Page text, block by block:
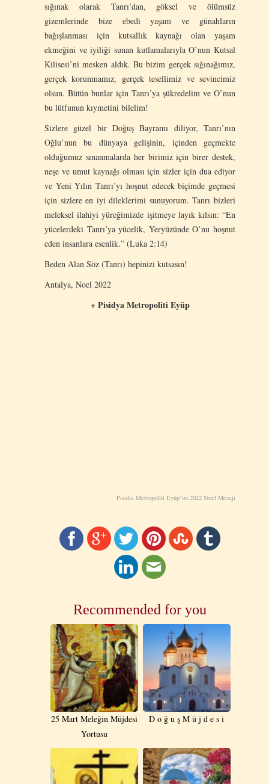
sığınak olarak Tanrı’dan, göksel ve ölümsüz
gizemlerinde bize ebedi yaşam ve günahların
bağışlanması için kutsallık kaynağı olan yaşam
ekmeğini ve iyiliği sunan kutlamalarıyla O’nun Kutsal
Kilisesi’ni mesken aldık. Bu bizim gerçek sığınağımız,
gerçek korunmamız, gerçek tesellimiz ve sevincimiz
olsun. Bütün bunlar için Tanrı’ya şükredelim ve O’nun
bu lütfunun kıymetini bilelim!
Sizlere güzel bir Doğuş Bayramı diliyor, Tanrı’nın
Oğlu’nun bu dünyaya gelişinin, içinden geçmekte
olduğumuz sınanmalarda her birimiz için birer destek,
neşe ve umut kaynağı olması için sizler için dua ediyor
ve Yeni Yılın Tanrı’yı hoşnut edecek biçimde geçmesi
için sizlere en iyi dileklerimi sunuyorum. Tanrı bizleri
meleksel ilahiyi yüreğimizde işitmeye layık kılsın: “En
yücelerdeki Tanrı’ya yücelik, Yeryüzünde O’nu hoşnut
eden insanlara esenlik.” (Luka 2:14)
Beden Alan Söz (Tanrı) hepinizi kutsasın!
Antalya, Noel 2022
+ Pisidya Metropoliti Eyüp
Pisidia Metropoliti Eyüp’ün 2022 Noel Mesajı
Recommended for you
25 Mart Meleğin Müjdesi
Yortusu
D o ğ u ş M ü j d e s i